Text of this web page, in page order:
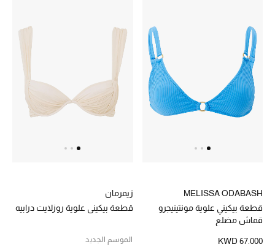
الديكورات والإكسسوارات
الشراشف
الحمام
الشموع والعطور المنزلية
MELISSA ODABASH
قطعة بيكيني علوية مونتينيجرو
قماش مضلع
KWD 67.000
زيمرمان
قطعة بيكيني علوية روزلايت درابيه
الموسم الجديد